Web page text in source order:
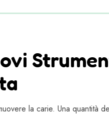
la carie. Una quantità